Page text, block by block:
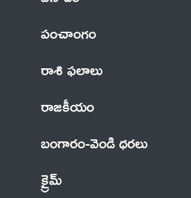
పంచాంగం
రాశి ఫలాలు
రాజకీయం
బంగారం-వెండి ధరలు
క్రైమ్